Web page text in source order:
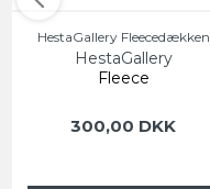
HestaGallery Fleecedækken
HestaGallery
Fleece
300,00 DKK